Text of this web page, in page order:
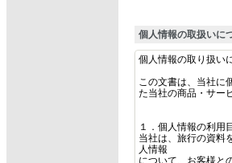
個人情報の取扱いに